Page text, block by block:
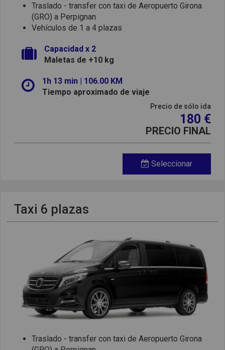
Traslado - transfer con taxi de Aeropuerto Girona
(GRO) a Perpignan
Vehículos de 1 a 4 plazas
Capacidad x 2
Maletas de +10 kg
1h 13 min | 106.00 KM
Tiempo aproximado de viaje
Precio de sólo ida
180 €
PRECIO FINAL
Seleccionar
Taxi 6 plazas
Traslado - transfer con taxi de Aeropuerto Girona